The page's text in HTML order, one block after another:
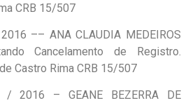
CRB 15/507
–– ANA CLAUDIA MEDEIROS
Cancelamento de Registro.
Castro Rima CRB 15/507
2016 – GEANE BEZERRA DE